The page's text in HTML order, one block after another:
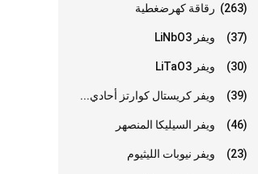
رقاقة كهرضغطية (263)
ويفر LiNbO3 (37)
ويفر LiTaO3 (30)
ويفر كريستال كوارتز أحادي... (39)
ويفر السيليكا المنصهر (46)
ويفر نيوبات الليثيوم (23)